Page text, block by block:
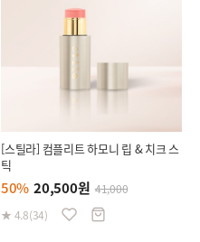
[스틸라] 컴플리트 하모니 립 & 치크 스
틱
50% 20,500원 41,000
★ 4.8(34)